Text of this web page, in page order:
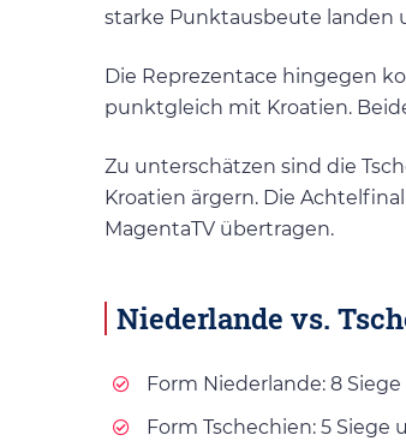
starke Punktausbeute landen
Die Reprezentace hingegen
punktgleich mit Kroatien.
Zu unterschätzen sind die
Kroatien ärgern. Die
MagentaTV übertragen.
Niederlande vs.
Form Niederlande: 8
Form Tschechien: 5 Siege